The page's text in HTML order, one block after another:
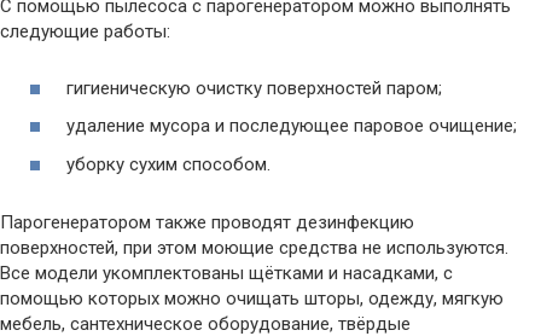
С помощью пылесоса с парогенератором можно выполнять
следующие работы:
гигиеническую очистку поверхностей паром;
удаление мусора и последующее паровое очищение;
уборку сухим способом.
Парогенератором также проводят дезинфекцию
поверхностей, при этом моющие средства не используются.
Все модели укомплектованы щётками и насадками, с
помощью которых можно очищать шторы, одежду, мягкую
мебель, сантехническое оборудование, твёрдые